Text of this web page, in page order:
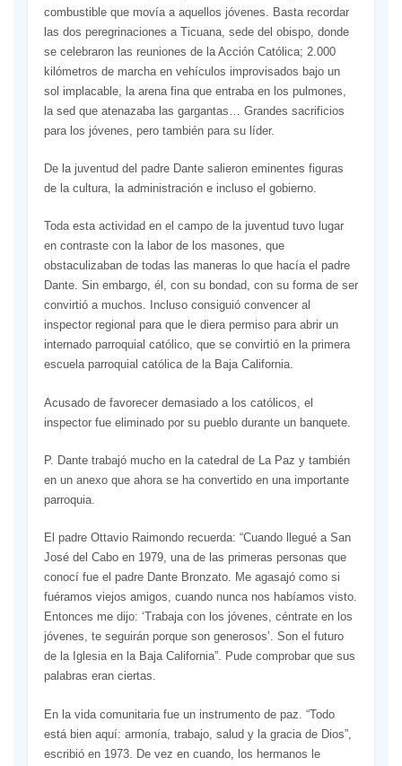
combustible que movía a aquellos jóvenes. Basta recordar
las dos peregrinaciones a Ticuana, sede del obispo, donde
se celebraron las reuniones de la Acción Católica; 2.000
kilómetros de marcha en vehículos improvisados bajo un
sol implacable, la arena fina que entraba en los pulmones,
la sed que atenazaba las gargantas… Grandes sacrificios
para los jóvenes, pero también para su líder.
De la juventud del padre Dante salieron eminentes figuras
de la cultura, la administración e incluso el gobierno.
Toda esta actividad en el campo de la juventud tuvo lugar
en contraste con la labor de los masones, que
obstaculizaban de todas las maneras lo que hacía el padre
Dante. Sin embargo, él, con su bondad, con su forma de ser
convirtió a muchos. Incluso consiguió convencer al
inspector regional para que le diera permiso para abrir un
internado parroquial católico, que se convirtió en la primera
escuela parroquial católica de la Baja California.
Acusado de favorecer demasiado a los católicos, el
inspector fue eliminado por su pueblo durante un banquete.
P. Dante trabajó mucho en la catedral de La Paz y también
en un anexo que ahora se ha convertido en una importante
parroquia.
El padre Ottavio Raimondo recuerda: “Cuando llegué a San
José del Cabo en 1979, una de las primeras personas que
conocí fue el padre Dante Bronzato. Me agasajó como si
fuéramos viejos amigos, cuando nunca nos habíamos visto.
Entonces me dijo: ‘Trabaja con los jóvenes, céntrate en los
jóvenes, te seguirán porque son generosos’. Son el futuro
de la Iglesia en la Baja California”. Pude comprobar que sus
palabras eran ciertas.
En la vida comunitaria fue un instrumento de paz. “Todo
está bien aquí: armonía, trabajo, salud y la gracia de Dios”,
escribió en 1973. De vez en cuando, los hermanos le